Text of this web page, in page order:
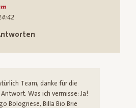
Team, danke für die
Was ich vermisse: Ja!
Bolognese, Billa Bio Brie